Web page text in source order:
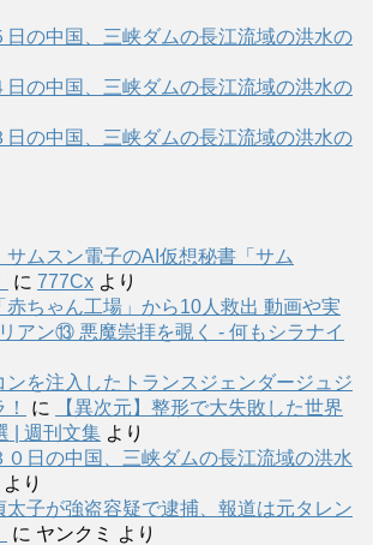
日の中国、三峡ダムの長江流域の洪水の
日の中国、三峡ダムの長江流域の洪水の
日の中国、三峡ダムの長江流域の洪水の
ムスン電子のAI仮想秘書「サム
に 777Cx より
赤ちゃん工場」から10人救出 動画や実
アン⑬ 悪魔崇拝を覗く - 何もシラナイ
ンを注入したトランスジェンダージュジ
に
【異次元】整形で大失敗した世界
| 週刊文集 より
０日の中国、三峡ダムの長江流域の洪水
より
太子が強盗容疑で逮捕、報道は元タレン
に ヤンクミ より